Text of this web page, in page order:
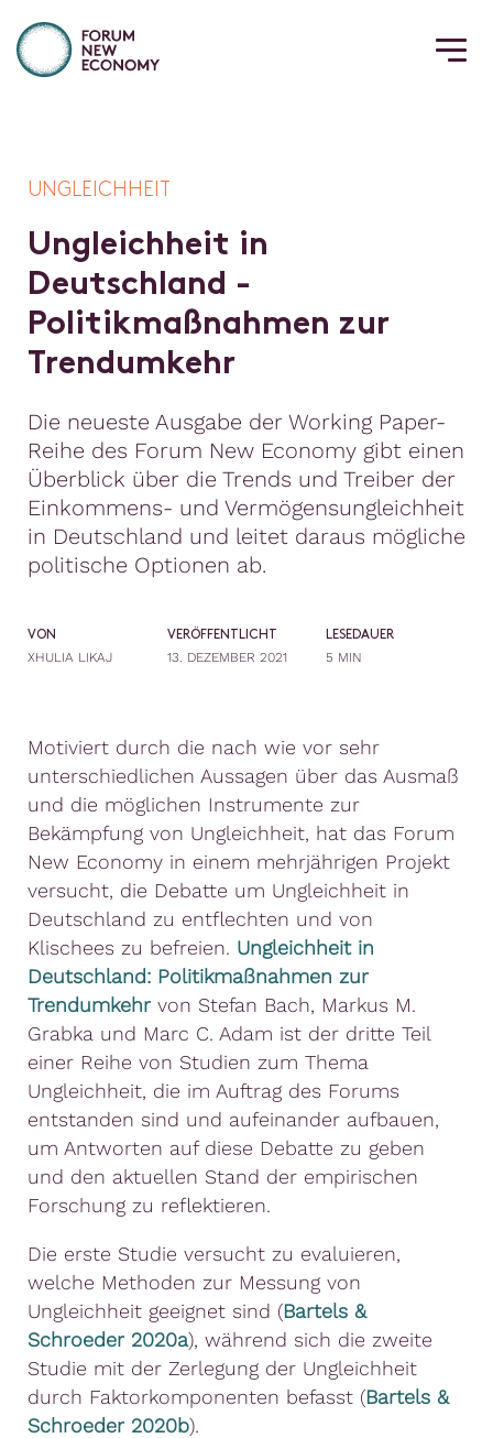
UNGLEICHHEIT
Ungleichheit in
Deutschland -
Politikmaßnahmen zur
Trendumkehr
Die neueste Ausgabe der Working Paper-
Reihe des Forum New Economy gibt einen
Überblick über die Trends und Treiber der
Einkommens- und Vermögensungleichheit
in Deutschland und leitet daraus mögliche
politische Optionen ab.
VON
XHULIA LIKAJ
VERÖFFENTLICHT
13. DEZEMBER 2021
LESEDAUER
5 MIN
Motiviert durch die nach wie vor sehr
unterschiedlichen Aussagen über das Ausmaß
und die möglichen Instrumente zur
Bekämpfung von Ungleichheit, hat das Forum
New Economy in einem mehrjährigen Projekt
versucht, die Debatte um Ungleichheit in
Deutschland zu entflechten und von
Klischees zu befreien. Ungleichheit in
Deutschland: Politikmaßnahmen zur
Trendumkehrvon Stefan Bach, Markus M.
Grabka und Marc C. Adam ist der dritte Teil
einer Reihe von Studien zum Thema
Ungleichheit, die im Auftrag des Forums
entstanden sind und aufeinander aufbauen,
um Antworten auf diese Debatte zu geben
und den aktuellen Stand der empirischen
Forschung zu reflektieren.
Die erste Studie versucht zu evaluieren,
welche Methoden zur Messung von
Ungleichheit geeignet sind (Bartels &
Schroeder 2020a), während sich die zweite
Studie mit der Zerlegung der Ungleichheit
durch Faktorkomponenten befasst (Bartels &
Schroeder 2020b).